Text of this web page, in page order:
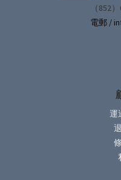
（852）
電郵 /
運